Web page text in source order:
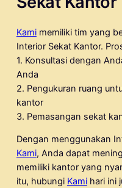
Kamimemiliki tim yang
Interior Sekat Kantor.
1. Konsultasi dengan
Anda
2. Pengukuran ruang
kantor
3. Pemasangan sekat
Dengan menggunakan
Kami, Anda dapat
memiliki kantor yang
itu, hubungi Kamihari ini